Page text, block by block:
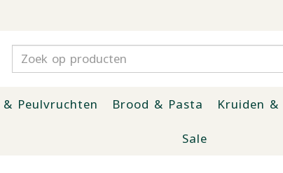
Peulvruchten Brood & Pasta Kruiden
Sale